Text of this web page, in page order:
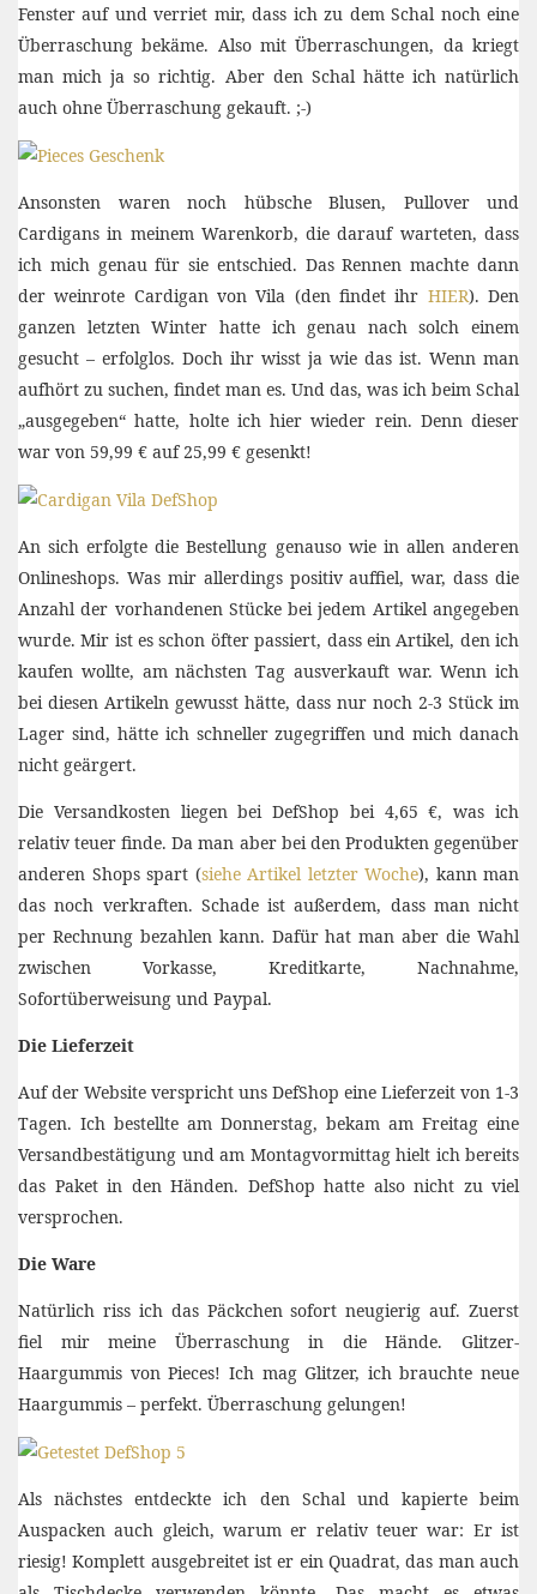
Fenster auf und verriet mir, dass ich zu dem Schal noch eine
Überraschung bekäme. Also mit Überraschungen, da kriegt
man mich ja so richtig. Aber den Schal hätte ich natürlich
auch ohne Überraschung gekauft. ;-)
Ansonsten waren noch hübsche Blusen, Pullover und
Cardigans in meinem Warenkorb, die darauf warteten, dass
ich mich genau für sie entschied. Das Rennen machte dann
der weinrote Cardigan von Vila (den findet ihr HIER). Den
ganzen letzten Winter hatte ich genau nach solch einem
gesucht – erfolglos. Doch ihr wisst ja wie das ist. Wenn man
aufhört zu suchen, findet man es. Und das, was ich beim Schal
„ausgegeben“ hatte, holte ich hier wieder rein. Denn dieser
war von 59,99 € auf 25,99 € gesenkt!
An sich erfolgte die Bestellung genauso wie in allen anderen
Onlineshops. Was mir allerdings positiv auffiel, war, dass die
Anzahl der vorhandenen Stücke bei jedem Artikel angegeben
wurde. Mir ist es schon öfter passiert, dass ein Artikel, den ich
kaufen wollte, am nächsten Tag ausverkauft war. Wenn ich
bei diesen Artikeln gewusst hätte, dass nur noch 2-3 Stück im
Lager sind, hätte ich schneller zugegriffen und mich danach
nicht geärgert.
Die Versandkosten liegen bei DefShop bei 4,65 €, was ich
relativ teuer finde. Da man aber bei den Produkten gegenüber
anderen Shops spart (siehe Artikel letzter Woche), kann man
das noch verkraften. Schade ist außerdem, dass man nicht
per Rechnung bezahlen kann. Dafür hat man aber die Wahl
zwischen Vorkasse, Kreditkarte, Nachnahme,
Sofortüberweisung und Paypal.
Die Lieferzeit
Auf der Website verspricht uns DefShop eine Lieferzeit von 1-3
Tagen. Ich bestellte am Donnerstag, bekam am Freitag eine
Versandbestätigung und am Montagvormittag hielt ich bereits
das Paket in den Händen. DefShop hatte also nicht zu viel
versprochen.
Die Ware
Natürlich riss ich das Päckchen sofort neugierig auf. Zuerst
fiel mir meine Überraschung in die Hände. Glitzer-
Haargummis von Pieces! Ich mag Glitzer, ich brauchte neue
Haargummis – perfekt. Überraschung gelungen!
Als nächstes entdeckte ich den Schal und kapierte beim
Auspacken auch gleich, warum er relativ teuer war: Er ist
riesig! Komplett ausgebreitet ist er ein Quadrat, das man auch